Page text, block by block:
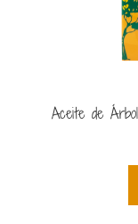
Aceite de Árbol